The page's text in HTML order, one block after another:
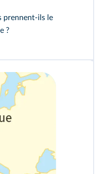
prennent-ils le
?